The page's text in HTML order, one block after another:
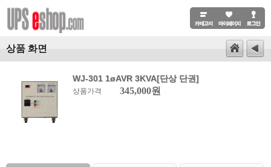
상품 화면
WJ-301 1øAVR 3KVA[단상 단권]
상품가격 345,000원